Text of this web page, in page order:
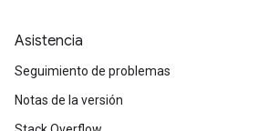
Asistencia
Seguimiento de problemas
Notas de la versión